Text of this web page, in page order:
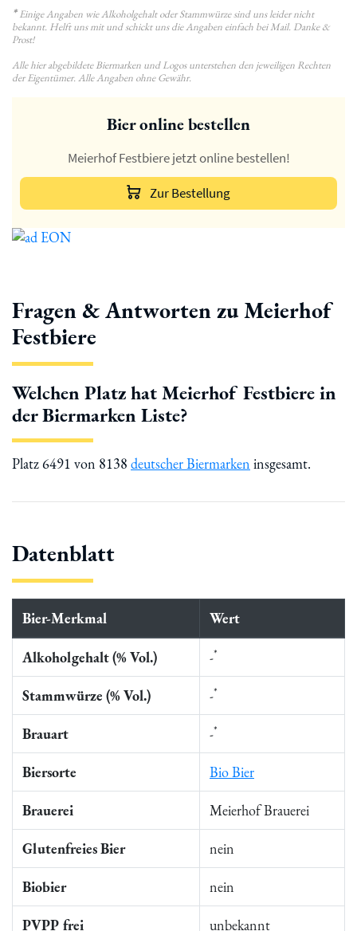
*Einige Angaben wie Alkoholgehalt oder Stammwürze sind uns leider nicht
bekannt. Helft uns mit und schickt uns die Angaben einfach bei Mail. Danke &
Prost!
Alle hier abgebildete Biermarken und Logos unterstehen den jeweiligen Rechten
der Eigentümer. Alle Angaben ohne Gewähr.
Bier online bestellen
Meierhof Festbiere jetzt online bestellen!
Zur Bestellung
Fragen & Antworten zu Meierhof
Festbiere
Welchen Platz hat Meierhof Festbiere in
der Biermarken Liste?
Platz 6491 von 8138 deutscher Biermarken insgesamt.
Datenblatt
Bier-Merkmal Wert
Alkoholgehalt (% Vol.) -*
Stammwürze (% Vol.) -*
Brauart -*
Biersorte Bio Bier
Brauerei Meierhof Brauerei
Glutenfreies Bier nein
Biobier nein
PVPP frei unbekannt